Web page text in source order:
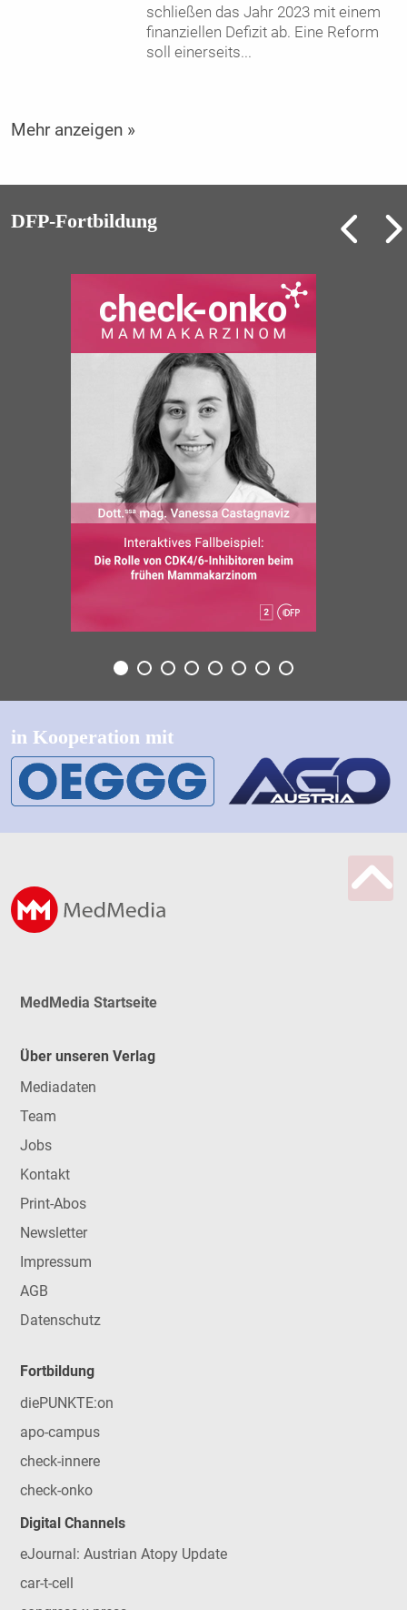
schließen das Jahr 2023 mit einem
finanziellen Defizit ab. Eine Reform
soll einerseits...
Mehr anzeigen »
DFP-Fortbildung
in Kooperation mit
MedMedia Startseite
Über unseren Verlag
Mediadaten
Team
Jobs
Kontakt
Print-Abos
Newsletter
Impressum
AGB
Datenschutz
Fortbildung
diePUNKTE:on
apo-campus
check-innere
check-onko
Digital Channels
eJournal: Austrian Atopy Update
car-t-cell